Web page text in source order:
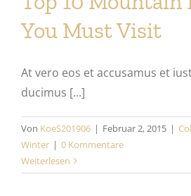
You Must Visit
At vero eos et accusamus et
ducimus [...]
Von KoeS201906 | Februar 2, 2015 |
Winter | 0 Kommentare
Weiterlesen